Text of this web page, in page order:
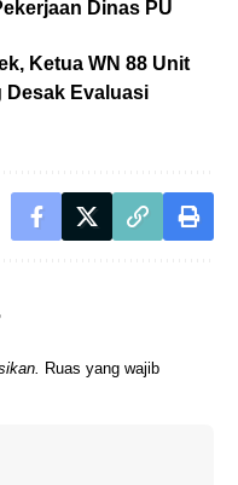
Dinas PU
Ketua WN 88 Unit
Desak Evaluasi
Ruas yang wajib